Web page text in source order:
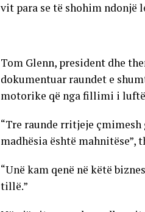
vit para se të shohim ndonjë
Tom Glenn, president dhe
dokumentuar raundet e
motorike që nga fillimi i
“Tre raunde rritjeje çmimesh
madhësia është mahnitëse”,
“Unë kam qenë në këtë
tillë.”